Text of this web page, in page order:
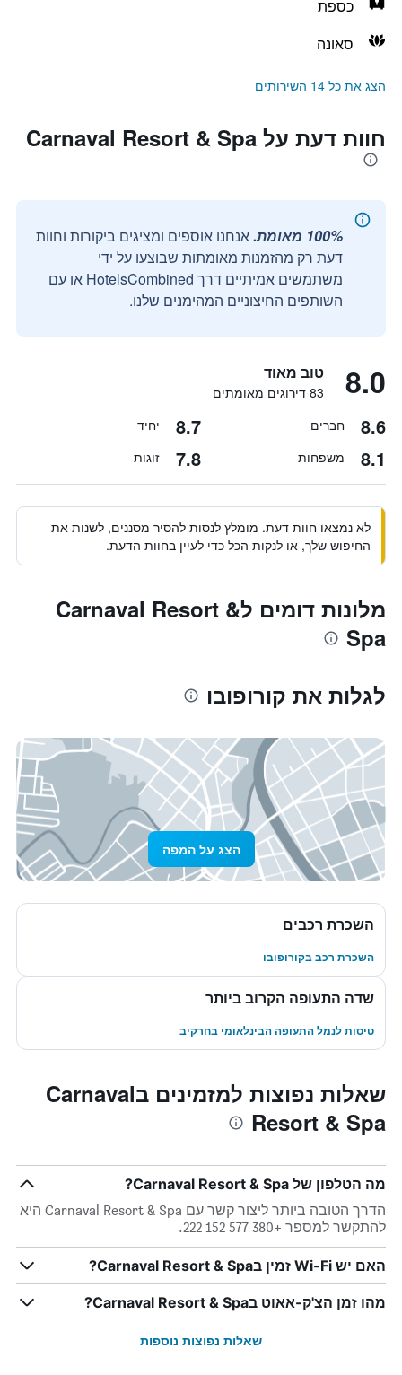
כספת
סאונה
הצג את כל 14 השירותים
חוות דעת על Carnaval Resort & Spa
100% מאומת.
אנחנו אוספים ומציגים ביקורות וחוות
דעת רק מהזמנות מאומתות שבוצעו על ידי
משתמשים אמיתיים דרך HotelsCombined או עם
השותפים החיצוניים המהימנים שלנו.
8.0 טוב מאוד
83 דירוגים מאומתים
8.6 חברים 8.7 יחיד
8.1 משפחות 7.8 זוגות
לא נמצאו חוות דעת. מומלץ לנסות להסיר מסננים, לשנות את
החיפוש שלך, או לנקות הכל כדי לעיין בחוות הדעת.
מלונות דומים לCarnaval Resort &
Spa
לגלות את קורופובו
הצג על המפה
השכרת רכבים
השכרת רכב בקורופובו
שדה התעופה הקרוב ביותר
טיסות לנמל התעופה הבינלאומי בחרקיב
שאלות נפוצות למזמינים בCarnaval
Resort & Spa
מה הטלפון של Carnaval Resort & Spa?
הדרך הטובה ביותר ליצור קשר עם Carnaval Resort & Spa היא
להתקשר למספר +380 577 152 222.
האם יש Wi-Fi זמין בCarnaval Resort & Spa?
מהו זמן הצ'ק-אאוט בCarnaval Resort & Spa?
שאלות נפוצות נוספות